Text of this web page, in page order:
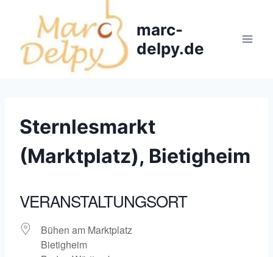
springen
marc-
delpy.de
Sternlesmarkt
(Marktplatz), Bietigheim
VERANSTALTUNGSORT
Bühen am Marktplatz
Bietigheim